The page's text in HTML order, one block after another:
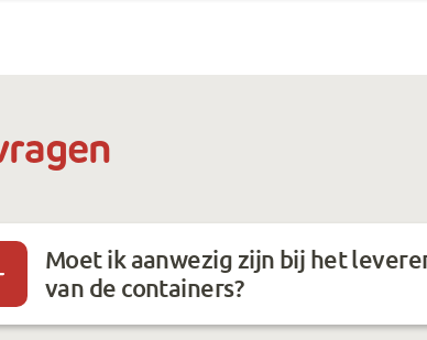
Moet ik aanwezig zijn bij het
van de containers?